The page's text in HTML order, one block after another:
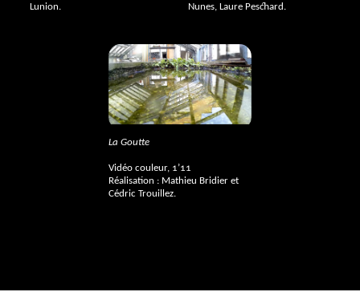
Lunion.
Nunes, Laure Peschard.
La Goutte
Vidéo couleur, 1’11
Réalisation : Mathieu Bridier et
Cédric Trouillez.